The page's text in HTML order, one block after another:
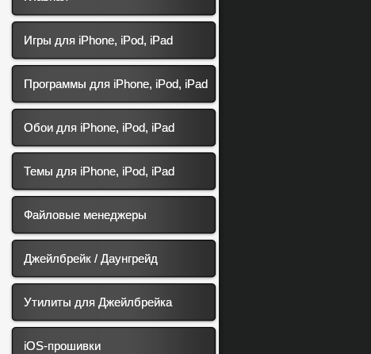
Игры для iPhone, iPod, iPad
Программы для iPhone, iPod, iPad
Обои для iPhone, iPod, iPad
Темы для iPhone, iPod, iPad
Файловые менеджеры
Джейлбрейк / Даунгрейд
Утилиты для Джейлбрейка
iOS-прошивки